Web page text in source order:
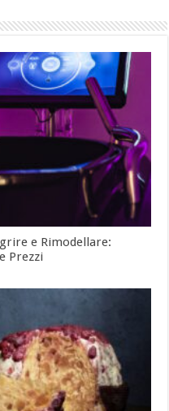
e Rimodellare:
Prezzi